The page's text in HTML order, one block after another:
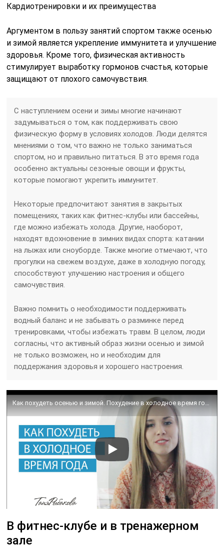
Кардиотренировки и их преимущества
Аргументом в пользу занятий спортом также осенью
и зимой является укрепление иммунитета и улучшение
здоровья. Кроме того, физическая активность
стимулирует выработку гормонов счастья, которые
защищают от плохого самочувствия.
С наступлением осени и зимы многие начинают
задумываться о том, как поддерживать свою
физическую форму в условиях холодов. Люди делятся
мнениями о том, что важно не только заниматься
спортом, но и правильно питаться. В это время года
особенно актуальны сезонные овощи и фрукты,
которые помогают укрепить иммунитет.
Некоторые предпочитают занятия в закрытых
помещениях, таких как фитнес-клубы или бассейны,
где можно избежать холода. Другие, наоборот,
находят вдохновение в зимних видах спорта: катании
на лыжах или сноуборде. Также многие отмечают, что
прогулки на свежем воздухе, даже в холодную погоду,
способствуют улучшению настроения и общего
самочувствия.
Важно помнить о необходимости поддерживать
водный баланс и не забывать о разминке перед
тренировками, чтобы избежать травм. В целом, люди
согласны, что активный образ жизни осенью и зимой
не только возможен, но и необходим для
поддержания здоровья и хорошего настроения.
Как похудеть осенью и зимой. Похудение в холодное время года.
В фитнес-клубе и в тренажерном
зале